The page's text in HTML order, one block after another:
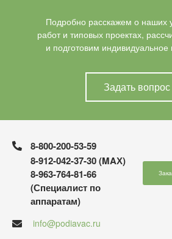
Подробно расскажем о наших
работ и типовых проектах,
и подготовим
Задать вопрос
8-800-200-53-59
8-912-042-37-30 (MAХ)
8-963-764-81-66
(Специалист по
аппаратам)
info@podiavac.ru